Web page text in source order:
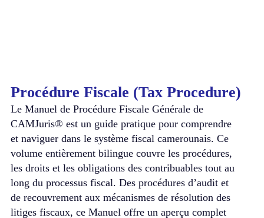
Procédure Fiscale (Tax Procedure)
Le Manuel de Procédure Fiscale Générale de
CAMJuris® est un guide pratique pour comprendre
et naviguer dans le système fiscal camerounais. Ce
volume entièrement bilingue couvre les procédures,
les droits et les obligations des contribuables tout au
long du processus fiscal. Des procédures d’audit et
de recouvrement aux mécanismes de résolution des
litiges fiscaux, ce Manuel offre un aperçu complet